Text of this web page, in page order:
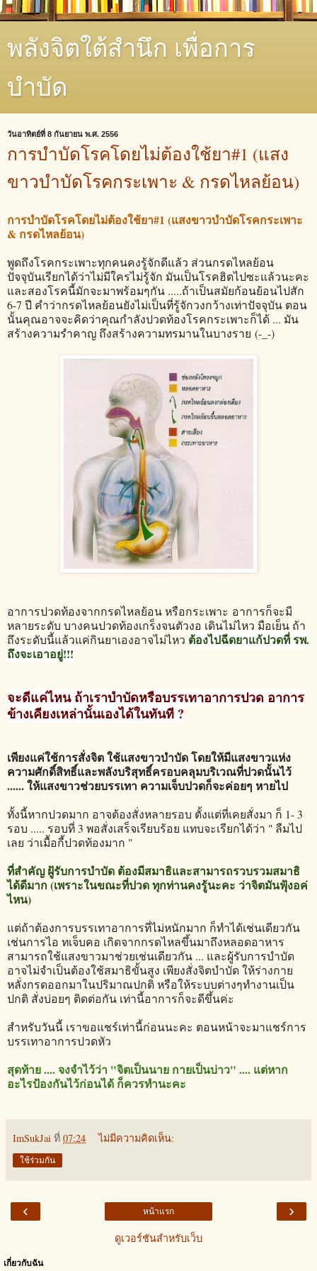
พลังจิตใต้สำนึก เพื่อการ
บำบัด
วันอาทิตย์ที่ 8 กันยายน พ.ศ. 2556
การบำบัดโรคโดยไม่ต้องใช้ยา#1 (แสง
ขาวบำบัดโรคกระเพาะ & กรดไหลย้อน)
การบำบัดโรคโดยไม่ต้องใช้ยา#1 (แสงขาวบำบัดโรคกระเพาะ
& กรดไหลย้อน)
พูดถึงโรคกระเพาะทุกคนคงรู้จักดีแล้ว ส่วนกรดไหลย้อน
ปัจจุบันเรียกได้ว่าไม่มีใครไม่รู้จัก มันเป็นโรคฮิตไปซะแล้วนะคะ
และสองโรคนี้มักจะมาพร้อมๆกัน .....ถ้าเป็นสมัยก้อนย้อนไปสัก
6-7 ปี คำว่ากรดไหลย้อนยังไม่เป็นที่รู้จักวงกว้างเท่าปัจจุบัน ตอน
นั้นคุณอาจจะคิดว่าคุณกำลังปวดท้องโรคกระเพาะก็ได้ ... มัน
สร้างความรำคาญ ถึงสร้างความทรมานในบางราย (-_-)
อาการปวดท้องจากกรดไหลย้อน หรือกระเพาะ อาการก็จะมี
หลายระดับ บางคนปวดท้องเกร็งจนตัวงอ เดินไม่ไหว มือเย็น ถ้า
ถึงระดับนี้แล้วแค่กินยาเองอาจไม่ไหว ต้องไปฉีดยาแก้ปวดที่ รพ.
ถึงจะเอาอยู่!!!
จะดีแค่ไหน ถ้าเราบำบัดหรือบรรเทาอาการปวด อาการ
ข้างเคียงเหล่านั้นเองได้ในทันที ?
เพียงแค่ใช้การสั่งจิต ใช้แสงขาวบำบัด โดยให้มีแสงขาวแห่ง
ความศักดิ์สิทธิ์และพลังบริสุทธิ์ครอบคลุมบริเวณที่ปวดนั้นไว้
...... ให้แสงขาวช่วยบรรเทา ความเจ็บปวดก็จะค่อยๆ หายไป
ทั้งนี้หากปวดมาก อาจต้องสั่งหลายรอบ ตั้งแต่ที่เคยสั่งมา ก็ 1- 3
รอบ ..... รอบที่ 3 พอสั่งเสร็จเรียบร้อย แทบจะเรียกได้ว่า " ลืมไป
เลย ว่าเมื้อกี้ปวดท้องมาก "
ที่สำคัญ ฝู้รับการบำบัด ต้องมีสมาธิและสามารถรวบรวมสมาธิ
ได้ดีมาก (เพราะในขณะที่ปวด ทุกท่านคงรู้นะคะ ว่าจิตมันฟุ้งอค่
ไหน)
แต่ถ้าต้องการบรรเทาอาการที่ไม่หนักมาก ก็ทำได้เช่นเดียวกัน
เช่นการไอ ทเจ็บคอ เกิดจากกรดไหลขึ้นมาถึงหลอดอาหาร
สามารถใช้แสงขาวมาช่วยเช่นเดียวกัน ... และผู้รับการบำบัด
อาจไม่จำเป็นต้องใช้สมาธิขั้นสูง เพียงสั่งจิตบำบัด ให้ร่างกาย
หลั่งกรดออกมาในปริมาณปกติ หรือให้ระบบต่างๆทำงานเป็น
ปกติ สั่งบ่อยๆ ติดต่อกัน เท่านี้อาการก็จะดีขึ้นค่ะ
สำหรับวันนี้ เราขอแชร์เท่านี้ก่อนนะคะ ตอนหน้าจะมาแชร์การ
บรรเทาอาการปวดหัว
สุดท้าย .... จงจำไว้ว่า "จิตเป็นนาย กายเป็นบ่าว" .... แต่หาก
อะไรป้องกันไว้ก่อนได้ ก็ควรทำนะคะ
ImSukJai ที่ 07:24 ไม่มีความคิดเห็น:
ใช้ร่วมกัน
‹ ›
หน้าแรก
ดูเวอร์ชันสำหรับเว็บ
เกี่ยวกับฉัน